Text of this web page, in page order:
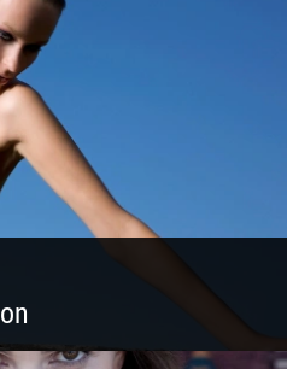
& Shave | Farbe